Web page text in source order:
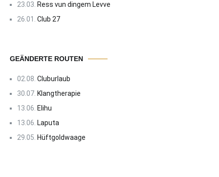
23.03. Ress vun dingem Levve
26.01. Club 27
GEÄNDERTE ROUTEN
02.08. Cluburlaub
30.07. Klangtherapie
13.06. Elihu
13.06. Laputa
29.05. Hüftgoldwaage